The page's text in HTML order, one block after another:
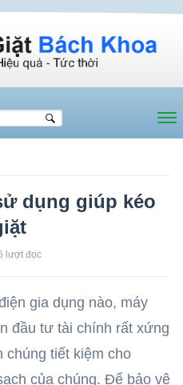
dụng giúp kéo
lượt đọc
gia dụng nào, máy
đầu tư tài chính rất xứng
chúng tiết kiệm cho
của chúng. Để bảo vệ